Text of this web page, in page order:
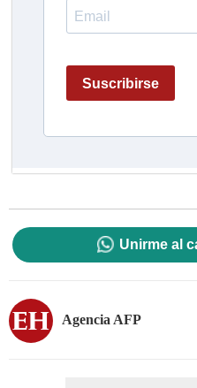
Unirme al
Agencia AFP